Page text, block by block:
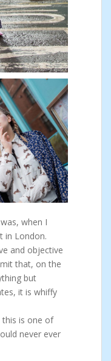
when I
in London.
and objective
that, on the
but
it is whiffy
is one of
never ever